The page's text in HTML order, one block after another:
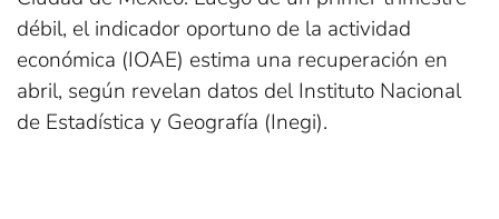
débil, el indicador oportuno de la actividad
económica (IOAE) estima una recuperación en
abril, según revelan datos del Instituto Nacional
de Estadística y Geografía (Inegi).